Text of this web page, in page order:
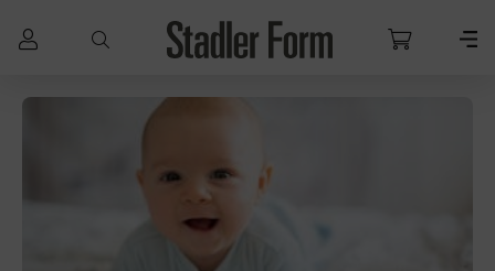
Zum Hauptinhalt springen